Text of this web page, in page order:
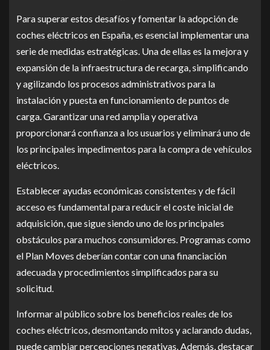
Para superar estos desafíos y fomentar la adopción de
coches eléctricos en España, es esencial implementar una
serie de medidas estratégicas. Una de ellas es la mejora y
expansión de la infraestructura de recarga, simplificando
y agilizando los procesos administrativos para la
instalación y puesta en funcionamiento de puntos de
carga. Garantizar una red amplia y operativa
proporcionará confianza a los usuarios y eliminará uno de
los principales impedimentos para la compra de vehículos
eléctricos.
Establecer ayudas económicas consistentes y de fácil
acceso es fundamental para reducir el coste inicial de
adquisición, que sigue siendo uno de los principales
obstáculos para muchos consumidores. Programas como
el Plan Moves deberían contar con una financiación
adecuada y procedimientos simplificados para su
solicitud.
Informar al público sobre los beneficios reales de los
coches eléctricos, desmontando mitos y aclarando dudas,
puede cambiar percepciones negativas. Además, destacar